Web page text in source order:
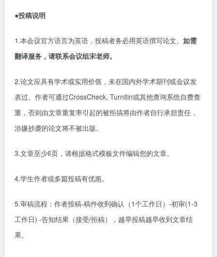
●投稿说明
1.本会议官方语言为英语，投稿者务必用英语撰写论文。 如需
翻译服务，请联系会议组宋老师。
2.论文应具有学术或实用价值，未在国内外学术期刊或会议发
表过。作者可通过CrossCheck, Turnitin或其他查询系统自费查
重，否则由文章重复率引起的被拒搞将由作者自行承担责任，
涉嫌抄袭的论文将不被出版。
3.文章至少6页，请根据格式模板文件编辑您的文章。
4.学生作者或多篇投稿有优惠。
5.审稿流程：作者投稿-稿件收到确认（1个工作日）-初审(1-3
工作日) -告知结果（接受/拒稿），越早投稿越早收到文章结
果。